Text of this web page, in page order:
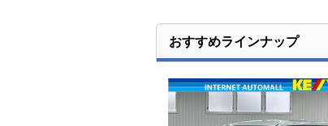
おすすめラインナップ